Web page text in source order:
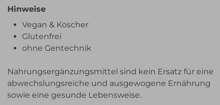
Hinweise
Vegan & Koscher
Glutenfrei
ohne Gentechnik
Nahrungsergänzungsmittel sind kein Ersatz für eine
abwechslungsreiche und ausgewogene Ernährung
sowie eine gesunde Lebensweise.